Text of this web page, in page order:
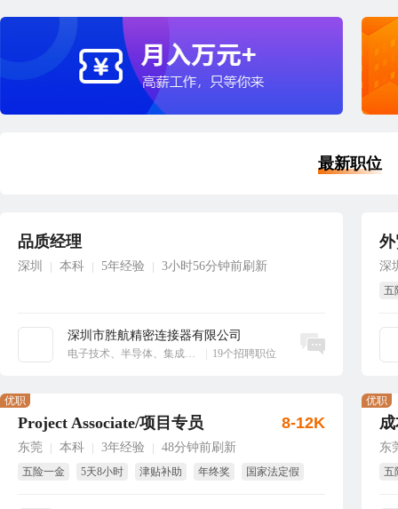
最新职位
品质经理
深圳 本科 5年经验 3小时56分钟前刷新
深圳市胜航精密连接器有限公司
电子技术、半导体、集成电路 19个招聘职位
立即沟通
深
五
Project Associate/项目专员
东莞 本科 3年经验 48分钟前刷新
五险一金 5天8小时 津贴补助 年终奖
国家法定假
优职
8-12K
东
五
优职